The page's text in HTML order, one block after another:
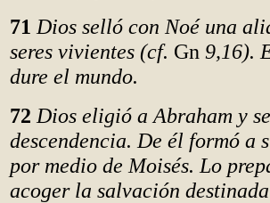
71 Dios selló con Noé una
seres vivientes (cf. Gn 9,16).
dure el mundo.
72 Dios eligió a Abraham y
descendencia. De él formó a
por medio de Moisés. Lo
acoger la salvación